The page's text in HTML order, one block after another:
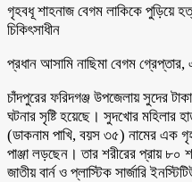
গৃহবধূ শাহনাজ বেগম লাকিকে পুড়িয়ে
চিকিৎসাধীন
প্রধান আসামি নাছিমা বেগম
চাঁদপুরের ফরিদগঞ্জ উপজেলায় সুদের
ঘটনার সৃষ্টি হয়েছে। সুদখোর মহিলার
(ডাকনাম পাখি, বয়স ৩৫) নামের এক
পাঞ্জা লড়ছেন। তার শরীরের প্রায় ৮০
জাতীয় বার্ন ও প্লাস্টিক সার্জারি